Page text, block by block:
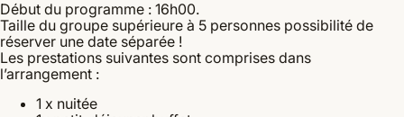
Début du programme : 16h00.
Taille du groupe supérieure à 5 personnes possibilité de
réserver une date séparée !
Les prestations suivantes sont comprises dans
l’arrangement :
1 x nuitée